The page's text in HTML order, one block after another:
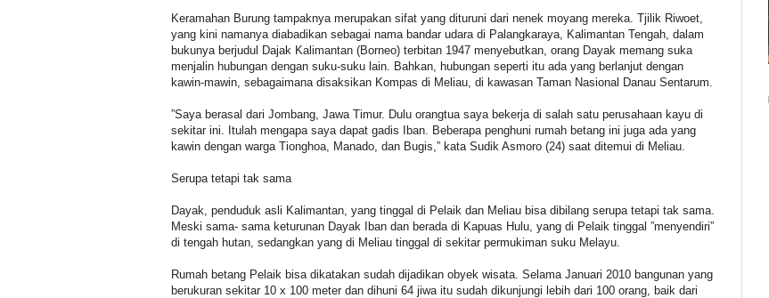
Keramahan Burung tampaknya merupakan sifat yang dituruni dari nenek moyang mereka. Tjilik Riwoet,
yang kini namanya diabadikan sebagai nama bandar udara di Palangkaraya, Kalimantan Tengah, dalam
bukunya berjudul Dajak Kalimantan (Borneo) terbitan 1947 menyebutkan, orang Dayak memang suka
menjalin hubungan dengan suku-suku lain. Bahkan, hubungan seperti itu ada yang berlanjut dengan
kawin-mawin, sebagaimana disaksikan Kompas di Meliau, di kawasan Taman Nasional Danau Sentarum.
”Saya berasal dari Jombang, Jawa Timur. Dulu orangtua saya bekerja di salah satu perusahaan kayu di
sekitar ini. Itulah mengapa saya dapat gadis Iban. Beberapa penghuni rumah betang ini juga ada yang
kawin dengan warga Tionghoa, Manado, dan Bugis,” kata Sudik Asmoro (24) saat ditemui di Meliau.
Serupa tetapi tak sama
Dayak, penduduk asli Kalimantan, yang tinggal di Pelaik dan Meliau bisa dibilang serupa tetapi tak sama.
Meski sama- sama keturunan Dayak Iban dan berada di Kapuas Hulu, yang di Pelaik tinggal ”menyendiri”
di tengah hutan, sedangkan yang di Meliau tinggal di sekitar permukiman suku Melayu.
Rumah betang Pelaik bisa dikatakan sudah dijadikan obyek wisata. Selama Januari 2010 bangunan yang
berukuran sekitar 10 x 100 meter dan dihuni 64 jiwa itu sudah dikunjungi lebih dari 100 orang, baik dari